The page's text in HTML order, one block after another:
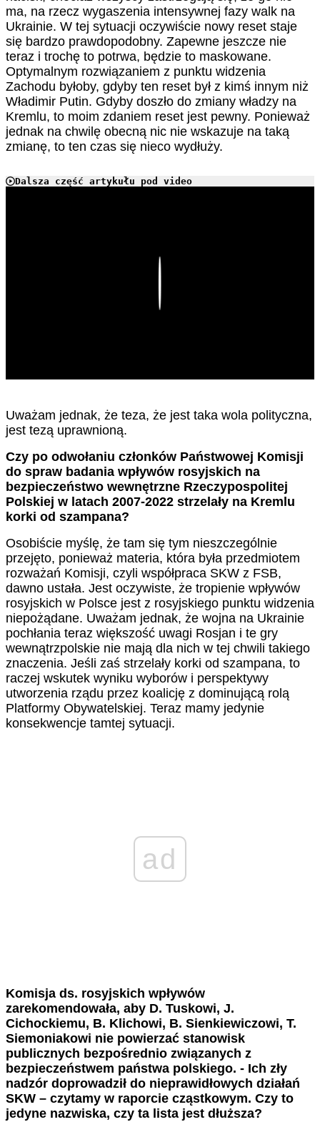
ma, na rzecz wygaszenia intensywnej fazy walk na
Ukrainie. W tej sytuacji oczywiście nowy reset staje
się bardzo prawdopodobny. Zapewne jeszcze nie
teraz i trochę to potrwa, będzie to maskowane.
Optymalnym rozwiązaniem z punktu widzenia
Zachodu byłoby, gdyby ten reset był z kimś innym niż
Władimir Putin. Gdyby doszło do zmiany władzy na
Kremlu, to moim zdaniem reset jest pewny. Ponieważ
jednak na chwilę obecną nic nie wskazuje na taką
zmianę, to ten czas się nieco wydłuży.
Dalsza część artykułu pod video
Uważam jednak, że teza, że jest taka wola polityczna,
jest tezą uprawnioną.
Czy po odwołaniu członków Państwowej Komisji
do spraw badania wpływów rosyjskich na
bezpieczeństwo wewnętrzne Rzeczypospolitej
Polskiej w latach 2007-2022 strzelały na Kremlu
korki od szampana?
Osobiście myślę, że tam się tym nieszczególnie
przejęto, ponieważ materia, która była przedmiotem
rozważań Komisji, czyli współpraca SKW z FSB,
dawno ustała. Jest oczywiste, że tropienie wpływów
rosyjskich w Polsce jest z rosyjskiego punktu widzenia
niepożądane. Uważam jednak, że wojna na Ukrainie
pochłania teraz większość uwagi Rosjan i te gry
wewnątrzpolskie nie mają dla nich w tej chwili takiego
znaczenia. Jeśli zaś strzelały korki od szampana, to
raczej wskutek wyniku wyborów i perspektywy
utworzenia rządu przez koalicję z dominującą rolą
Platformy Obywatelskiej. Teraz mamy jedynie
konsekwencje tamtej sytuacji.
ad
Komisja ds. rosyjskich wpływów
zarekomendowała, aby D. Tuskowi, J.
Cichockiemu, B. Klichowi, B. Sienkiewiczowi, T.
Siemoniakowi nie powierzać stanowisk
publicznych bezpośrednio związanych z
bezpieczeństwem państwa polskiego. - Ich zły
nadzór doprowadził do nieprawidłowych działań
SKW – czytamy w raporcie cząstkowym. Czy to
jedyne nazwiska, czy ta lista jest dłuższa?